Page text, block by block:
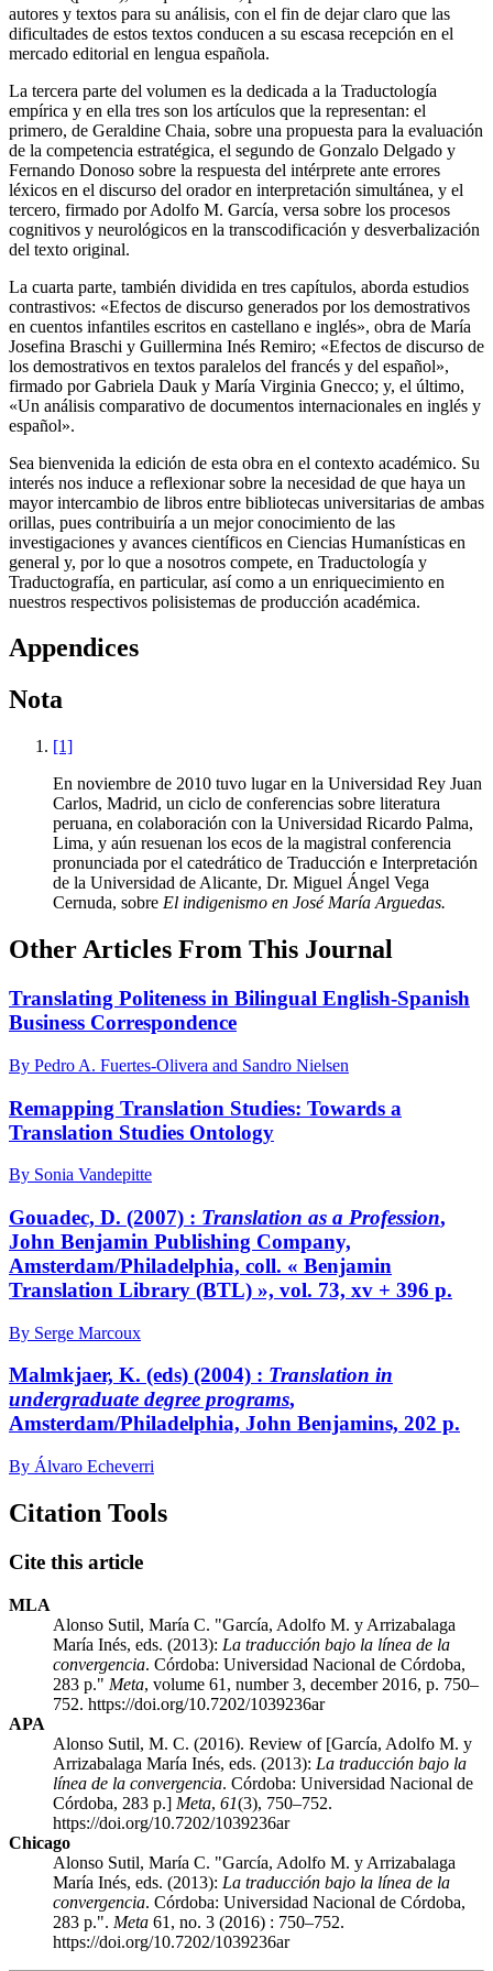
autores y textos para su análisis, con el fin de dejar claro que las
dificultades de estos textos conducen a su escasa recepción en el
mercado editorial en lengua española.
La tercera parte del volumen es la dedicada a la Traductología
empírica y en ella tres son los artículos que la representan: el
primero, de Geraldine Chaia, sobre una propuesta para la evaluación
de la competencia estratégica, el segundo de Gonzalo Delgado y
Fernando Donoso sobre la respuesta del intérprete ante errores
léxicos en el discurso del orador en interpretación simultánea, y el
tercero, firmado por Adolfo M. García, versa sobre los procesos
cognitivos y neurológicos en la transcodificación y desverbalización
del texto original.
La cuarta parte, también dividida en tres capítulos, aborda estudios
contrastivos: «Efectos de discurso generados por los demostrativos
en cuentos infantiles escritos en castellano e inglés», obra de María
Josefina Braschi y Guillermina Inés Remiro; «Efectos de discurso de
los demostrativos en textos paralelos del francés y del español»,
firmado por Gabriela Dauk y María Virginia Gnecco; y, el último,
«Un análisis comparativo de documentos internacionales en inglés y
español».
Sea bienvenida la edición de esta obra en el contexto académico. Su
interés nos induce a reflexionar sobre la necesidad de que haya un
mayor intercambio de libros entre bibliotecas universitarias de ambas
orillas, pues contribuiría a un mejor conocimiento de las
investigaciones y avances científicos en Ciencias Humanísticas en
general y, por lo que a nosotros compete, en Traductología y
Traductografía, en particular, así como a un enriquecimiento en
nuestros respectivos polisistemas de producción académica.
Appendices
Nota
[1]
En noviembre de 2010 tuvo lugar en la Universidad Rey Juan
Carlos, Madrid, un ciclo de conferencias sobre literatura
peruana, en colaboración con la Universidad Ricardo Palma,
Lima, y aún resuenan los ecos de la magistral conferencia
pronunciada por el catedrático de Traducción e Interpretación
de la Universidad de Alicante, Dr. Miguel Ángel Vega
Cernuda, sobre El indigenismo en José María Arguedas.
Other Articles From This Journal
Translating Politeness in Bilingual English-Spanish
Business Correspondence
By Pedro A. Fuertes-Olivera and Sandro Nielsen
Remapping Translation Studies: Towards a
Translation Studies Ontology
By Sonia Vandepitte
Gouadec, D. (2007) : Translation as a Profession,
John Benjamin Publishing Company,
Amsterdam/Philadelphia, coll. « Benjamin
Translation Library (BTL) », vol. 73, xv + 396 p.
By Serge Marcoux
Malmkjaer, K. (eds) (2004) : Translation in
undergraduate degree programs,
Amsterdam/Philadelphia, John Benjamins, 202 p.
By Álvaro Echeverri
Citation Tools
Cite this article
MLA
Alonso Sutil, María C. "García, Adolfo M. y Arrizabalaga
María Inés, eds. (2013): La traducción bajo la línea de la
convergencia. Córdoba: Universidad Nacional de Córdoba,
283 p." Meta, volume 61, number 3, december 2016, p. 750–
752. https://doi.org/10.7202/1039236ar
APA
Alonso Sutil, M. C. (2016). Review of [García, Adolfo M. y
Arrizabalaga María Inés, eds. (2013): La traducción bajo la
línea de la convergencia. Córdoba: Universidad Nacional de
Córdoba, 283 p.] Meta, 61(3), 750–752.
https://doi.org/10.7202/1039236ar
Chicago
Alonso Sutil, María C. "García, Adolfo M. y Arrizabalaga
María Inés, eds. (2013): La traducción bajo la línea de la
convergencia. Córdoba: Universidad Nacional de Córdoba,
283 p.". Meta 61, no. 3 (2016) : 750–752.
https://doi.org/10.7202/1039236ar